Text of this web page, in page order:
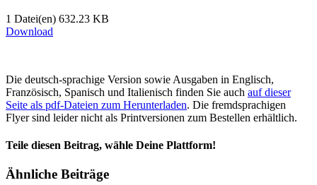
1 Datei(en) 632.23 KB
Download
Die deutsch-sprachige Version sowie Ausgaben in Englisch,
Französisch, Spanisch und Italienisch finden Sie auch auf dieser
Seite als pdf-Dateien zum Herunterladen. Die fremdsprachigen
Flyer sind leider nicht als Printversionen zum Bestellen erhältlich.
Teile diesen Beitrag, wähle Deine Plattform!
Facebook
X
Reddit
LinkedIn
Tumblr
Pinterest
Vk
E-
Ähnliche Beiträge